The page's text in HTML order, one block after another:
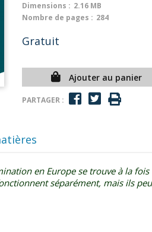
Dimensions : 2.16 MB
Nombre de pages : 284
Gratuit
Ajouter au panier
PARTAGER :
en Europe se trouve à la
séparément, mais ils